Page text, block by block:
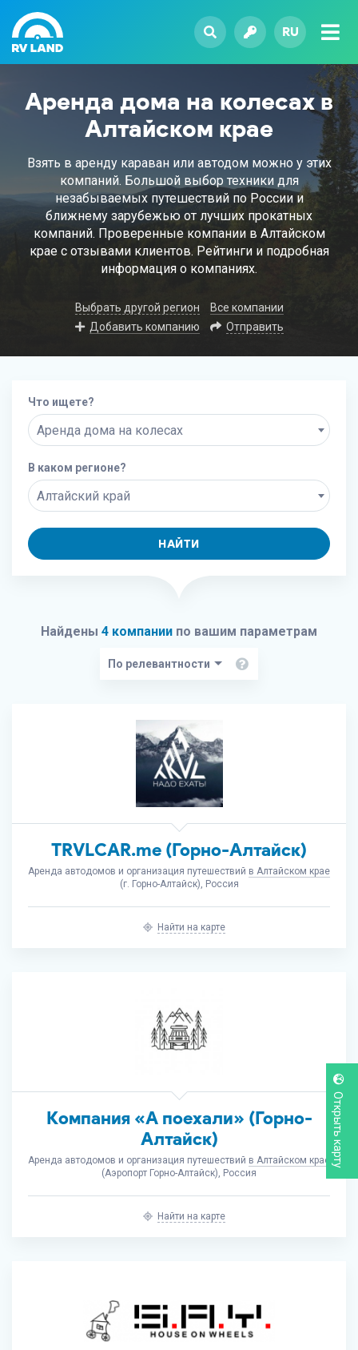
RU
Аренда дома на колесах в
Алтайском крае
Взять в аренду караван или автодом можно у этих
компаний. Большой выбор техники для
незабываемых путешествий по России и
ближнему зарубежью от лучших прокатных
компаний. Проверенные компании в Алтайском
крае с отзывами клиентов. Рейтинги и подробная
информация о компаниях.
Выбрать другой регион
Все компании
Добавить компанию
Отправить
Что ищете?
Аренда дома на колесах
В каком регионе?
Алтайский край
НАЙТИ
Найдены 4 компании по вашим параметрам
TRVLCAR.me (Горно-Алтайск)
Аренда автодомов и организация путешествий в Алтайском крае
(г. Горно-Алтайск), Россия
Найти на карте
Компания «А поехали» (Горно-
Алтайск)
Аренда автодомов и организация путешествий в Алтайском крае
(Аэропорт Горно-Алтайск), Россия
Найти на карте
Открыть карту